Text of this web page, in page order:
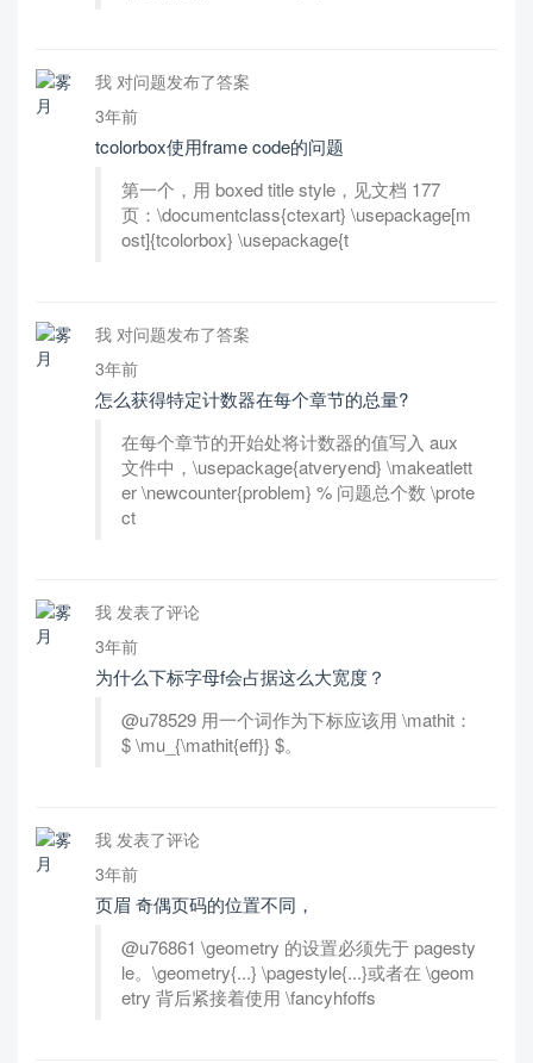
我 对问题发布了答案
3年前
tcolorbox使用frame code的问题
第一个，用 boxed title style，见文档 177
页：\documentclass{ctexart} \usepackage[m
ost]{tcolorbox} \usepackage{t
我 对问题发布了答案
3年前
怎么获得特定计数器在每个章节的总量?
在每个章节的开始处将计数器的值写入 aux
文件中，\usepackage{atveryend} \makeatlett
er \newcounter{problem} % 问题总个数 \prote
ct
我 发表了评论
3年前
为什么下标字母f会占据这么大宽度？
@u78529 用一个词作为下标应该用 \mathit：
$ \mu_{\mathit{eff}} $。
我 发表了评论
3年前
页眉 奇偶页码的位置不同，
@u76861 \geometry 的设置必须先于 pagesty
le。\geometry{...} \pagestyle{...}或者在 \geom
etry 背后紧接着使用 \fancyhfoffs